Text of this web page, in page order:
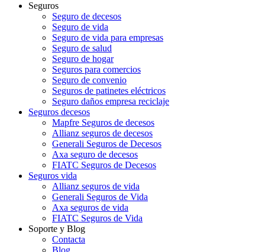
Seguros
Seguro de decesos
Seguro de vida
Seguro de vida para empresas
Seguro de salud
Seguro de hogar
Seguros para comercios
Seguro de convenio
Seguros de patinetes eléctricos
Seguro daños empresa reciclaje
Seguros decesos
Mapfre Seguros de decesos
Allianz seguros de decesos
Generali Seguros de Decesos
Axa seguro de decesos
FIATC Seguros de Decesos
Seguros vida
Allianz seguros de vida
Generali Seguros de Vida
Axa seguros de vida
FIATC Seguros de Vida
Soporte y Blog
Contacta